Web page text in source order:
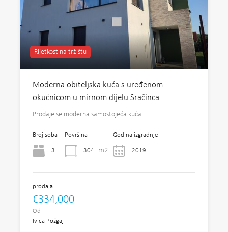
Rijetkost na tržištu
Moderna obiteljska kuća s uređenom
okućnicom u mirnom dijelu Sračinca
Prodaje se moderna samostojeća kuća…
Broj soba
3
Površina
304 m2
Godina izgradnje
2019
prodaja
€334,000
Od
Ivica Požgaj